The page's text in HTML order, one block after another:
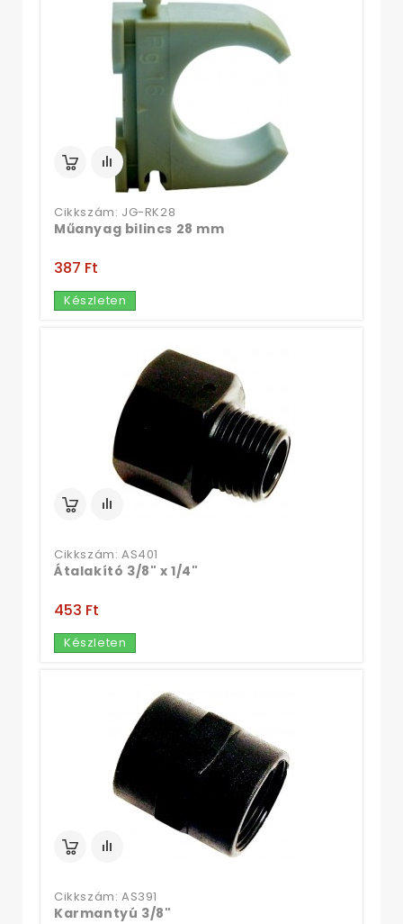
Cikkszám: JG-RK28
Műanyag bilincs 28 mm
387 Ft‎
Készleten
Cikkszám: AS401
Átalakító 3/8" x 1/4"
453 Ft‎
Készleten
Cikkszám: AS391
Karmantyú 3/8"